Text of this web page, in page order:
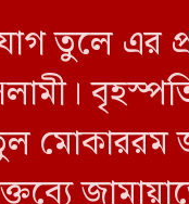
তুলে এর